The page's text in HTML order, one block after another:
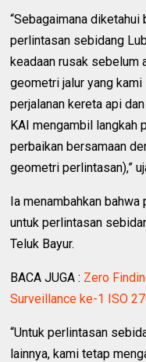
“Sebagaimana
perlintasan sebidang
keadaan rusak sebelum
geometri jalur yang
perjalanan kereta api
KAI mengambil langkah
perbaikan bersamaan
geometri perlintasan),”
Ia menambahkan
untuk perlintasan
Teluk Bayur.
BACA JUGA : Zero
Surveillance ke-1 ISO
“Untuk perlintasan
lainnya, kami tetap